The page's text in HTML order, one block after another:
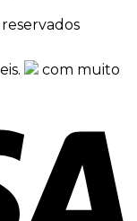
com muito